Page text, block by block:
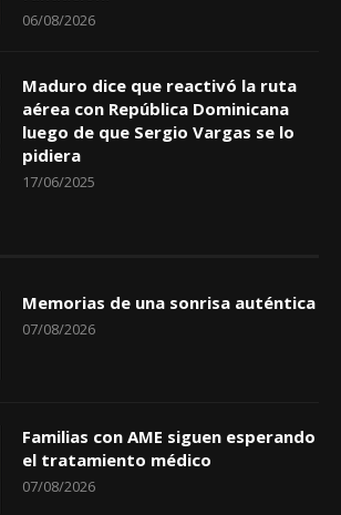
06/08/2026
Maduro dice que reactivó la ruta
aérea con República Dominicana
luego de que Sergio Vargas se lo
pidiera
17/06/2025
Memorias de una sonrisa auténtica
07/08/2026
Familias con AME siguen esperando
el tratamiento médico
07/08/2026